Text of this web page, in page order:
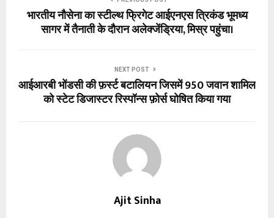
भारतीय नौसेना का स्टील्थ फ्रिगेट आईएनएस त्रिकंड भूमध्य
सागर में तैनाती के दौरान अलेक्जेंड्रिया, मिस्र पहुंचा।
NEXT POST
आईआरबी भोंडसी की फ़र्स्ट बटालियन जिसमें 950 जवान शामिल
को स्टेट डिजास्टर रिस्पॉन्स फ़ोर्स घोषित किया गया
Ajit Sinha